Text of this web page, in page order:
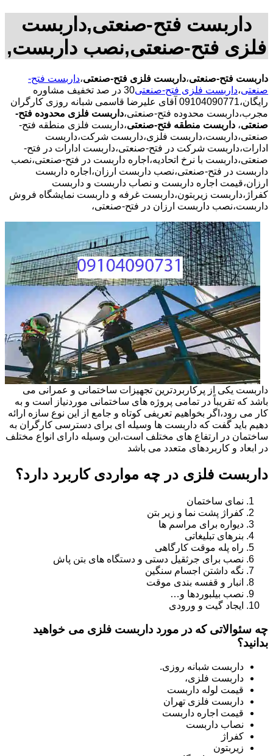
داربست فتح-صنعتی,داربست
فلزی فتح-صنعتی,نصب داربست,
داربست فتح-صنعتی،داربست فلزی فتح-صنعتی،داربست فتح-
صنعتی،داربست فلزی فتح-صنعتی
30 در صد تخفیف مشاوره
رایگان،09104090771 آقای علیرضا قاسمی شبانه روزی کارگران
مجرب،داربست محدوده فتح-صنعتی،داربست فلزی محدوده فتح-
صنعتی، داربست منطقه فتح-صنعتی،داربست فلزی منطقه فتح-
صنعتی،داربست،داربست فلزی،داربست شرکت،داربست
ادارات،داربست شرکت در فتح-صنعتی،داربست ادارات در فتح-
صنعتی،داربست با نرخ اتحادیه،اجاره داربست در فتح-صنعتی،نصب
داربست در فتح-صنعتی،نصب داربست ارزان،اجاره داربست
ارزان،قیمت اجاره داربست و نصاب داربست و داربست
کفراژ،داربست زیربتون،داربست غرفه و داربست نمایشگاه فروش
داربست،نصب داربست ارزان در فتح-صنعتی،
داربست یکی از پرکاربردترین تجهیزات ساختمانی و عمرانی می
باشد که تقریباً در تمامی پروژه های ساختمانی موردنیاز است و به
کار می رود،اگر بخواهیم تعریفی کوتاه و جامع از این نوع سازه ارائه
دهیم باید گفت که داربست ها وسیله ای برای دسترسی کارگران به
ساختمان در ارتفاع های مختلف است،این وسیله دارای انواع مختلف
در ابعاد و کاربردهای متعدد می باشد
داربست فلزی در چه مواردی کاربرد دارد؟
نمای ساختمان
کفراژ پشت نما و زیر بتن
دیواره برای مراسم ها
بنرهای تبلیغاتی
راه پله موقت کارگاهی
نصب برای جرثقیل دستی و دستگاه های بتن پاش
نگه داشتن اجسام سنگین
انبار و قفسه بندی موقت
نصب بیلبوردها و…
ایجاد گیت و ورودی
چه سئوالاتی که در مورد داربست فلزی می خواهید
بدانید؟
داربست شبانه روزی.
داربست فلزی،
قیمت لوله داربست
داربست فلزی تهران
قیمت اجاره داربست
نصاب داربست
کفراژ
زیربتون